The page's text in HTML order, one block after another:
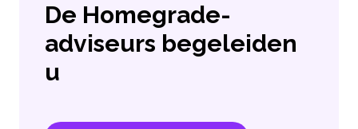
De Homegrade-
adviseurs begeleiden
u